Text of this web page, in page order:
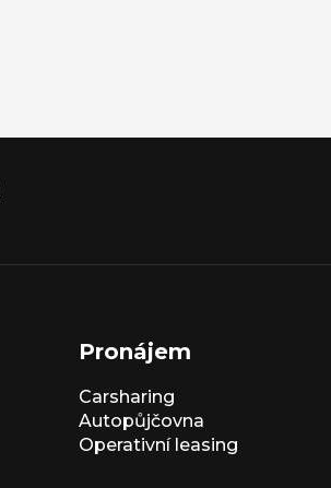
Pronájem
Carsharing
Autopůjčovna
Operativní leasing